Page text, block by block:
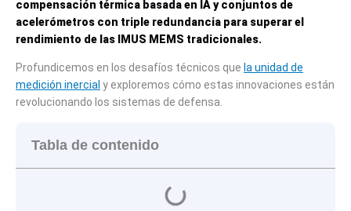
compensación térmica basada en IA y conjuntos de
acelerómetros con triple redundancia para superar el
rendimiento de las IMUS MEMS tradicionales.
Profundicemos en los desafíos técnicos que la unidad de
medición inercial y exploremos cómo estas innovaciones están
revolucionando los sistemas de defensa.
Tabla de contenido